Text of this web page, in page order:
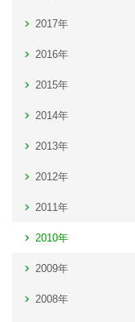
2017年
2016年
2015年
2014年
2013年
2012年
2011年
2010年
2009年
2008年